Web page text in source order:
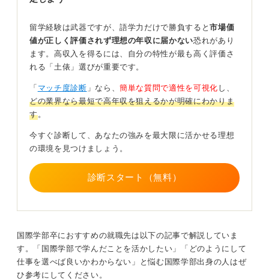
インターンシップについては、長期かつ実務型プログラ
ムに参加し、可能であれば海外拠点でのプロジェクト参
画機会を得ることで、グローバルマインドと実践経験を
同時に獲得できます。
経験と企業を関連付けて志望理由を明確にしよう
確に言語化し、自分の経験や興味と企業のビジネスモデ
ルを結びつけることが重要です。
たとえば「留学先で◯◯社と協働し、市場開拓の難しさ
を実感した。その経験を御社の海外展開に活かし、3年以
た、具体的な数字とストーリーを示せれば、役員クラス
将来的に役職に就き、報酬を大きく伸ばすためには、一
般的に20代でアソシエイト職、30代でマネジャー職、40
代でディレクター職といった段階的なキャリアアップが
留学経験は武器ですが、語学力だけで勝負すると市場価
値が正しく評価されず理想の年収に届かない恐れがあり
ます。高収入を得るには、自分の特性が最も高く評価さ
れる「土俵」選びが重要です。
「 マッチ度診断 」なら、簡単な質問で適性を可視化 し、
どの業界なら最短で高年収を狙えるかが明確にわかりま
す。
今すぐ診断して、あなたの強みを最大限に活かせる理想
の環境を見つけましょう。
診断スタート（無料）
国際学部卒におすすめの就職先は以下の記事で解説していま
す。「国際学部で学んだことを活かしたい」「どのようにして
仕事を選べば良いかわからない」と悩む国際学部出身の人はぜ
ひ参考にしてください。